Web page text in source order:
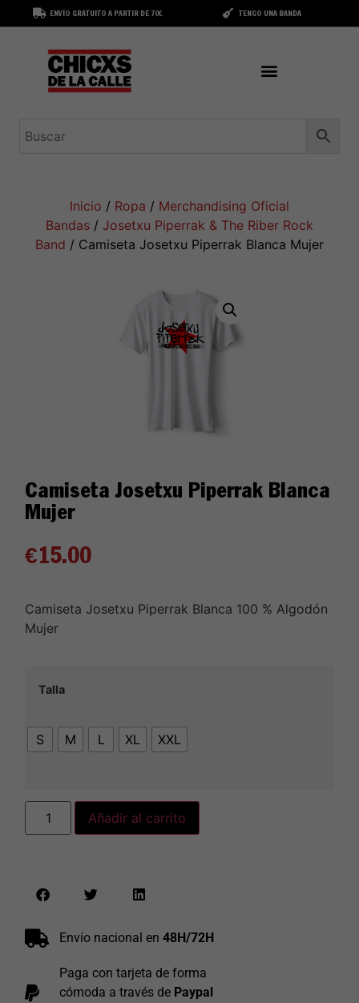
ENVÍO GRATUITO A PARTIR DE 70€ TENGO UNA BANDA
Inicio / Ropa / Merchandising Oficial
Bandas / Josetxu Piperrak & The Riber Rock
Band / Camiseta Josetxu Piperrak Blanca Mujer
Camiseta Josetxu Piperrak Blanca
Mujer
€15.00
Camiseta Josetxu Piperrak Blanca 100 % Algodón
Mujer
Talla
S M L XL XXL
Añadir al carrito
Envío nacional en 48H/72H
Paga con tarjeta de forma
cómoda a través de Paypal